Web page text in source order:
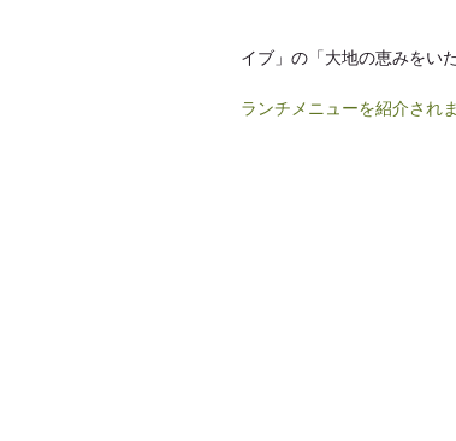
イブ」の「大地の恵みをい
ランチメニューを紹介されま